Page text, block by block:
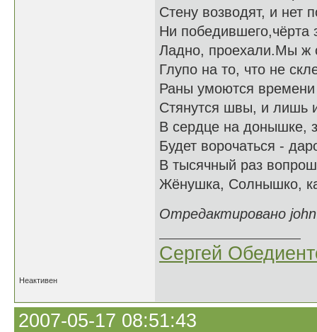
Стену возводят, и нет
Ни победившего,чёрта
Ладно, проехали.Мы ж
Глупо на то, что не
Раны умоются
Стянутся швы, и лишь
В сердце на донышке,
Будет ворочаться -
В тысячный раз
Жёнушка, Солнышко,
Отредактировано
Сергей
Неактивен
2007-05-17 08:51:43